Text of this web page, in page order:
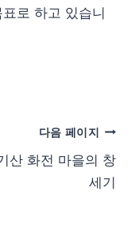
로 하고 있습니
다음 페이지
산 화전 마을의 창
세기